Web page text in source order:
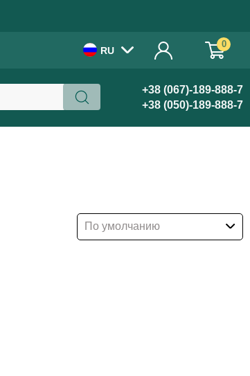
RU
0
+38 (067)-189-888-7
+38 (050)-189-888-7
По умолчанию